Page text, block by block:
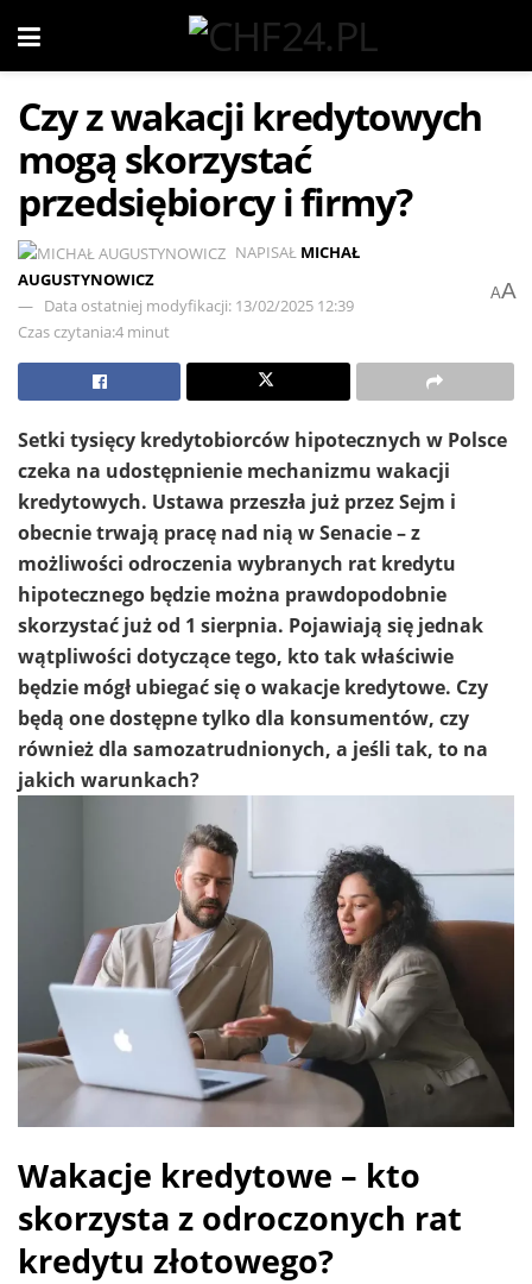
Czy z wakacji kredytowych
mogą skorzystać
przedsiębiorcy i firmy?
NAPISAŁ MICHAŁ
AUGUSTYNOWICZ
Data ostatniej modyfikacji: 13/02/2025 12:39
Czas czytania:4 minut
AA
Setki tysięcy kredytobiorców hipotecznych w Polsce
czeka na udostępnienie mechanizmu wakacji
kredytowych. Ustawa przeszła już przez Sejm i
obecnie trwają pracę nad nią w Senacie – z
możliwości odroczenia wybranych rat kredytu
hipotecznego będzie można prawdopodobnie
skorzystać już od 1 sierpnia. Pojawiają się jednak
wątpliwości dotyczące tego, kto tak właściwie
będzie mógł ubiegać się o wakacje kredytowe. Czy
będą one dostępne tylko dla konsumentów, czy
również dla samozatrudnionych, a jeśli tak, to na
jakich warunkach?
Wakacje kredytowe – kto
skorzysta z odroczonych rat
kredytu złotowego?